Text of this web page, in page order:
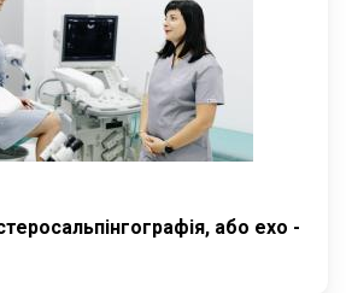
або ехо -